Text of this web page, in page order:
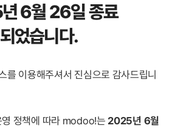
6월 26일 종료
되었습니다.
이용해주셔서 진심으로 감사드립니
영 정책에 따라 modoo!는 2025년 6월